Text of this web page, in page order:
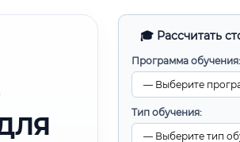
🎓 Рассчитать
Программа обучения:
Тип обучения: